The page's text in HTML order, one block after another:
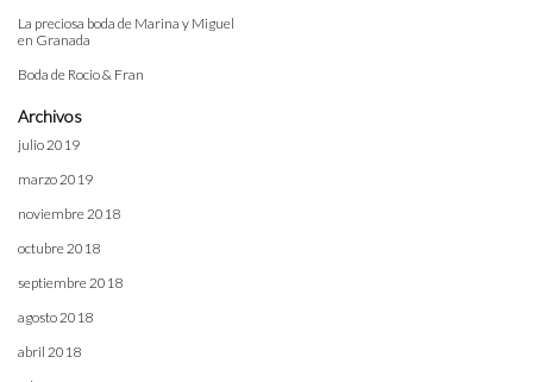
La preciosa boda de Marina y Miguel
en Granada
Boda de Rocio & Fran
Archivos
julio 2019
marzo 2019
noviembre 2018
octubre 2018
septiembre 2018
agosto 2018
abril 2018